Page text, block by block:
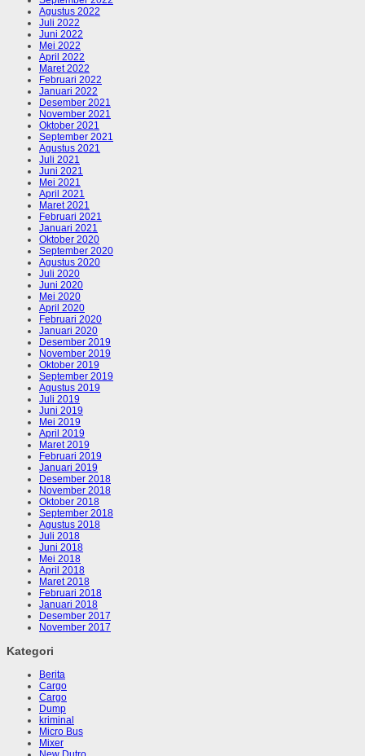
Agustus 2022
Juli 2022
Juni 2022
Mei 2022
April 2022
Maret 2022
Februari 2022
Januari 2022
Desember 2021
November 2021
Oktober 2021
September 2021
Agustus 2021
Juli 2021
Juni 2021
Mei 2021
April 2021
Maret 2021
Februari 2021
Januari 2021
Oktober 2020
September 2020
Agustus 2020
Juli 2020
Juni 2020
Mei 2020
April 2020
Februari 2020
Januari 2020
Desember 2019
November 2019
Oktober 2019
September 2019
Agustus 2019
Juli 2019
Juni 2019
Mei 2019
April 2019
Maret 2019
Februari 2019
Januari 2019
Desember 2018
November 2018
Oktober 2018
September 2018
Agustus 2018
Juli 2018
Juni 2018
Mei 2018
April 2018
Maret 2018
Februari 2018
Januari 2018
Desember 2017
November 2017
Kategori
Berita
Cargo
Cargo
Dump
kriminal
Micro Bus
Mixer